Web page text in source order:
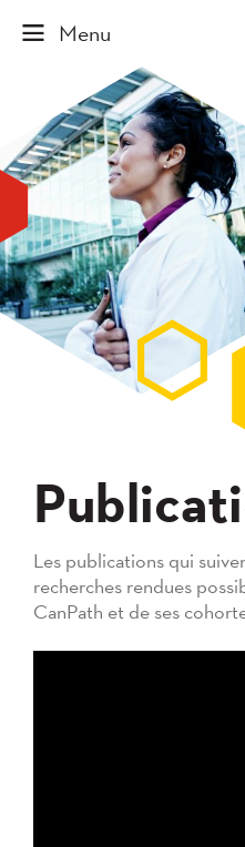
Les publications qui
recherches rendues
CanPath et de ses